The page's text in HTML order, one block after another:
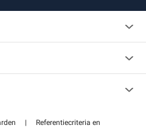
|
Referentiecriteria en